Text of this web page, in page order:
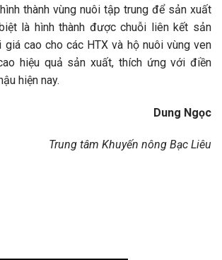
thành vùng nuôi tập trung để sản xuất
là hình thành được chuỗi liên kết sản
cao cho các HTX và hộ nuôi vùng ven
hiệu quả sản xuất, thích ứng với điền
hiện nay.
Dung Ngọc
Trung tâm Khuyến nông Bạc Liêu